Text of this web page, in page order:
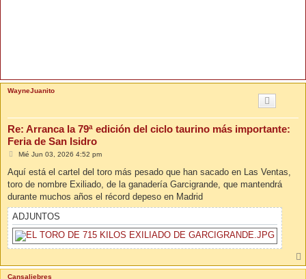
WayneJuanito
Re: Arranca la 79ª edición del ciclo taurino más importante:
Feria de San Isidro
M
n
s
a
j
Mié Jun 03, 2026 4:52 pm
Aquí está el cartel del toro más pesado que han sacado en Las Ventas,
toro de nombre Exiliado, de la ganadería Garcigrande, que mantendrá
durante muchos años el récord depeso en Madrid
ADJUNTOS
Cansaliebres